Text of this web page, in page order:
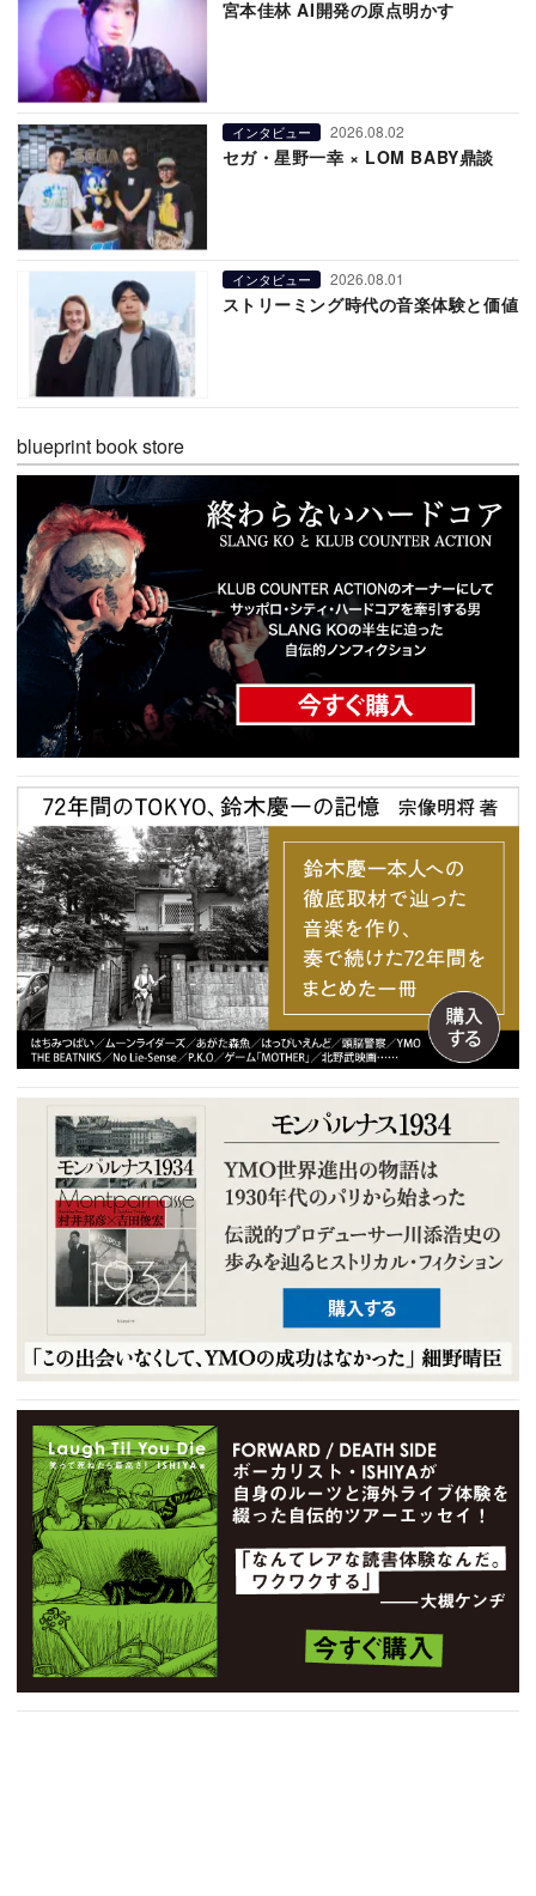
宮本佳林 AI開発の原点明かす
インタビュー 2026.08.02
セガ・星野一幸 × LOM BABY鼎談
インタビュー 2026.08.01
ストリーミング時代の音楽体験と価値
blueprint book store